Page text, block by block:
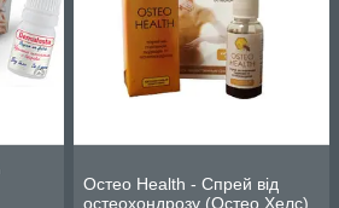
Остео Health - Спрей від
остеохондрозу (Остео Хелс)